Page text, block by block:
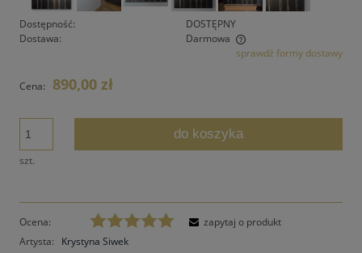
Dostępność:
DOSTĘPNY
Dostawa:
Darmowa
Cena nie zawiera ewentualnych kosztów płatnościsprawdź formy dostawy
Cena: 890,00 zł
szt.
do koszyka
Ocena:
Artysta:
Krystyna Siwek
zapytaj o produkt